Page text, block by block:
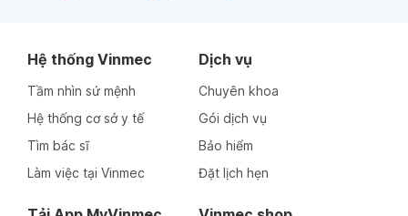
Hệ thống Vinmec
Tầm nhìn sứ mệnh
Hệ thống cơ sở y tế
Tìm bác sĩ
Làm việc tại Vinmec
Dịch vụ
Chuyên khoa
Gói dịch vụ
Bảo hiểm
Đặt lịch hẹn